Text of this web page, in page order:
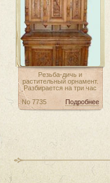
Резьба-дичь и
растительный орнамент.
Разбирается на три час
Подробнее
No 7735